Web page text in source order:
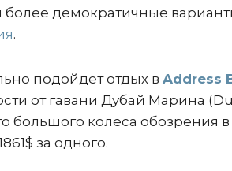
более демократичные
.
подойдет отдых в Address
от гавани Дубай Марина
большого колеса обозрения
за одного.